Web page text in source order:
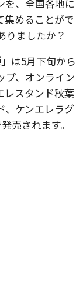
を、全国各地に
集めることがで
りましたか？
は5月下旬から
プ、オンライン
レスタンド秋葉
、ケンエレラグ
売されます。